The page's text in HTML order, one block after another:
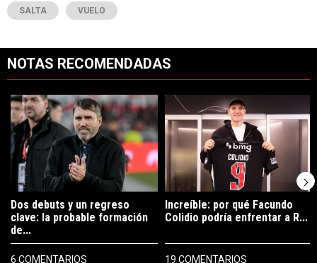
SALTA VUELO
NOTAS RECOMENDADAS
Un artículo de tendencia con el título "Dos debuts y un regreso
Dos debuts y un regreso
clave: la probable formación
de...
6 COMENTARIOS
Un artículo de tendencia con el
Increíble: por qué Facundo
Colidio podría enfrentar a R...
19 COMENTARIOS